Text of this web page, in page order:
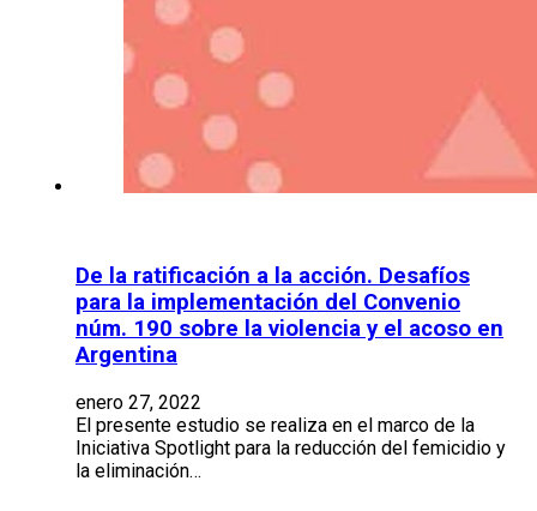
De la ratificación a la acción. Desafíos
para la implementación del Convenio
núm. 190 sobre la violencia y el acoso en
Argentina
enero 27, 2022
El presente estudio se realiza en el marco de la
Iniciativa Spotlight para la reducción del femicidio y
la eliminación…